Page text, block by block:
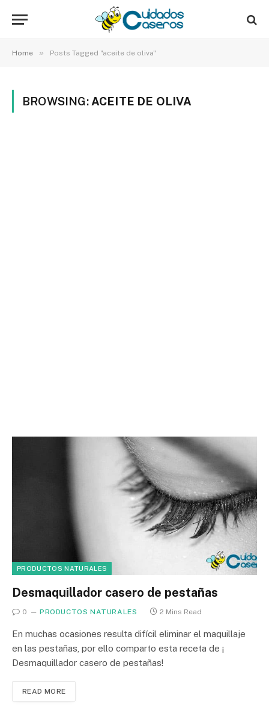
Home » Posts Tagged "aceite de oliva"
BROWSING: ACEITE DE OLIVA
PRODUCTOS NATURALES
Desmaquillador casero de pestañas
0 PRODUCTOS NATURALES 2 Mins Read
En muchas ocasiones resulta difícil eliminar el maquillaje
en las pestañas, por ello comparto esta receta de ¡
Desmaquillador casero de pestañas!
READ MORE